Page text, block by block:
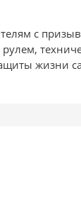
с
рулем,
жизни